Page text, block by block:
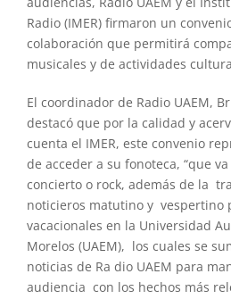
Radio (IMER) firmaron un
colaboración que permitirá
musicales y de actividades
El coordinador de Radio UAEM,
destacó que por la calidad y
cuenta el IMER, este convenio
de acceder a su fonoteca, “que
concierto o rock, además de la
noticieros matutino y vespertino
vacacionales en la Universidad
Morelos (UAEM), los cuales se
noticias de Ra dio UAEM para
audiencia con los hechos más